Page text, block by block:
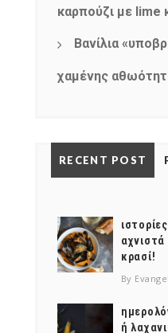
καρπούζι με lime
Βανίλια
χαμένης
RECENT POST
κρασί!
By
ή